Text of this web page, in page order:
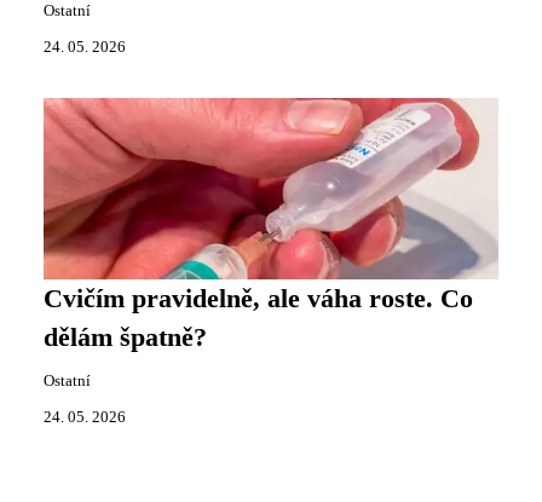
Ostatní
24. 05. 2026
Cvičím pravidelně, ale váha roste. Co
dělám špatně?
Ostatní
24. 05. 2026